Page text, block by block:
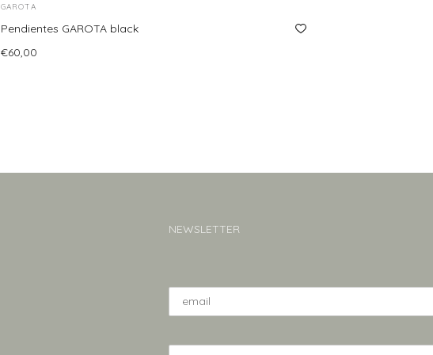
GAROTA
Pendientes GAROTA black
€60,00
NEWSLETTER